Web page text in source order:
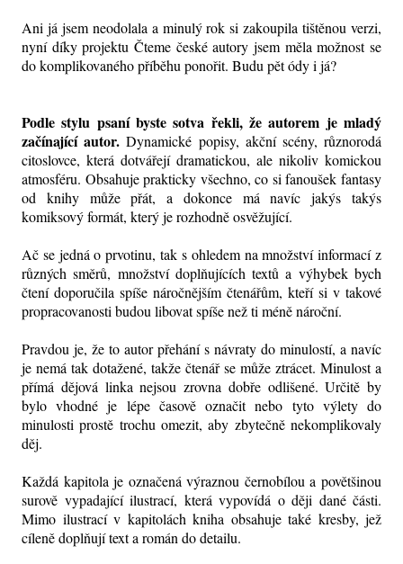
Ani já jsem neodolala a minulý rok si zakoupila tištěnou verzi,
nyní díky projektu Čteme české autory jsem měla možnost se
do komplikovaného příběhu ponořit. Budu pět ódy i já?
Podle stylu psaní byste sotva řekli, že autorem je mladý
začínající autor.Dynamické popisy, akční scény, různorodá
citoslovce, která dotvářejí dramatickou, ale nikoliv komickou
atmosféru. Obsahuje prakticky všechno, co si fanoušek fantasy
od knihy může přát, a dokonce má navíc jakýs takýs
komiksový formát, který je rozhodně osvěžující.
Ač se jedná o prvotinu, tak s ohledem na množství informací z
různých směrů, množství doplňujících textů a výhybek bych
čtení doporučila spíše náročnějším čtenářům, kteří si v takové
propracovanosti budou libovat spíše než ti méně nároční.
Pravdou je, že to autor přehání s návraty do minulostí, a navíc
je nemá tak dotažené, takže čtenář se může ztrácet. Minulost a
přímá dějová linka nejsou zrovna dobře odlišené. Určitě by
bylo vhodné je lépe časově označit nebo tyto výlety do
minulosti prostě trochu omezit, aby zbytečně nekomplikovaly
děj.
Každá kapitola je označená výraznou černobílou a povětšinou
surově vypadající ilustrací, která vypovídá o ději dané části.
Mimo ilustrací v kapitolách kniha obsahuje také kresby, jež
cíleně doplňují text a román do detailu.